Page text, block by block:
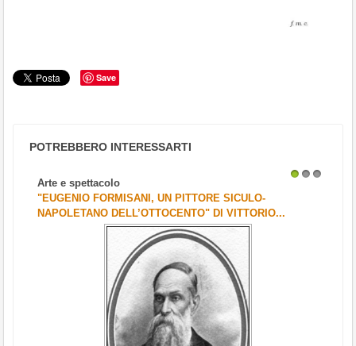
Save
POTREBBERO INTERESSARTI
Arte e spettacolo
"EUGENIO FORMISANI, UN PITTORE SICULO-
NAPOLETANO DELL’OTTOCENTO" DI VITTORIO...